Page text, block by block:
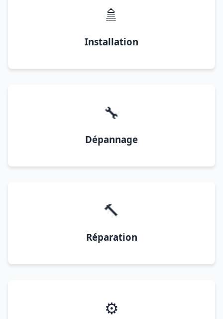
🚿
Installation
🔧
Dépannage
🔨
Réparation
⚙️